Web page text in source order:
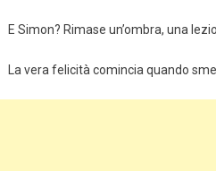
E Simon? Rimase un’ombra, una
La vera felicità comincia quando